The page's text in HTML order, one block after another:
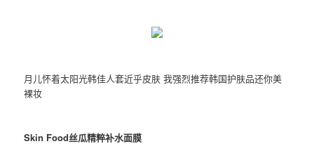
月儿怀着太阳光韩佳人套近乎皮肤 我强烈推荐韩国护肤品还你美
裸妆
Skin Food丝瓜精粹补水面膜